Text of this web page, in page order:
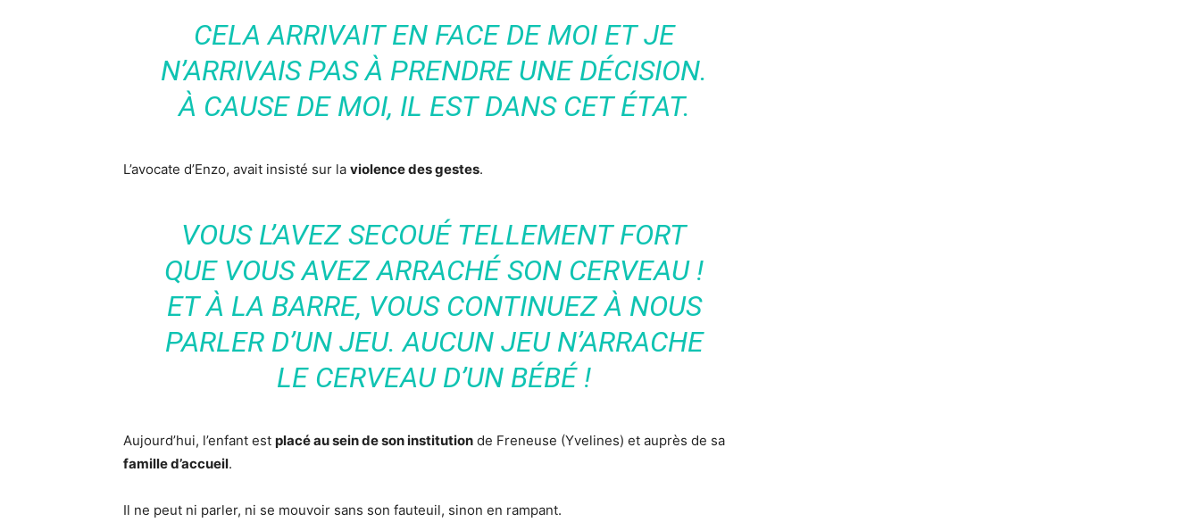
CELA ARRIVAIT EN FACE DE MOI ET JE
N’ARRIVAIS PAS À PRENDRE UNE DÉCISION.
À CAUSE DE MOI, IL EST DANS CET ÉTAT.
L’avocate d’Enzo, avait insisté sur la violence des gestes.
VOUS L’AVEZ SECOUÉ TELLEMENT FORT
QUE VOUS AVEZ ARRACHÉ SON CERVEAU !
ET À LA BARRE, VOUS CONTINUEZ À NOUS
PARLER D’UN JEU. AUCUN JEU N’ARRACHE
LE CERVEAU D’UN BÉBÉ !
Aujourd’hui, l’enfant est placé au sein de son institution de Freneuse (Yvelines) et auprès de sa
famille d’accueil.
Il ne peut ni parler, ni se mouvoir sans son fauteuil, sinon en rampant.